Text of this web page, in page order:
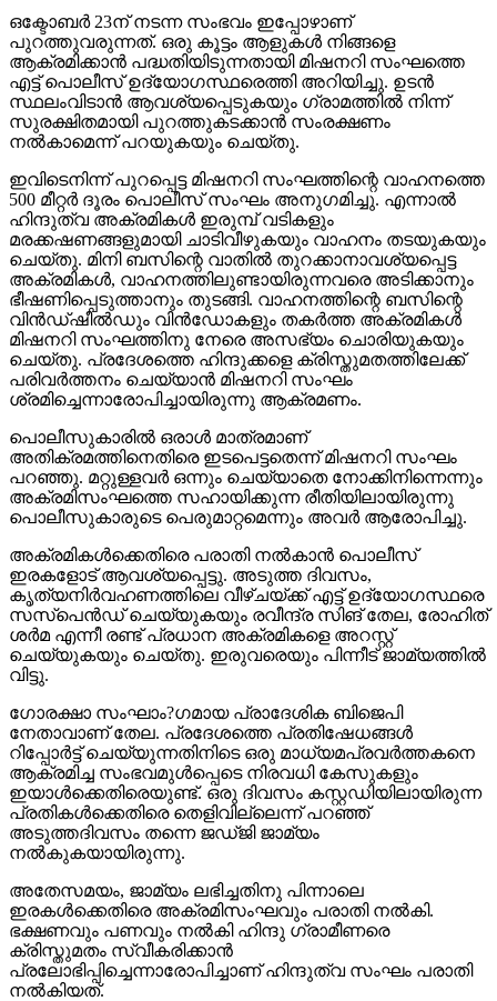
ഒക്ടോബര്‍ 23ന് നടന്ന സംഭവം ഇപ്പോഴാണ്
പുറത്തുവരുന്നത്. ഒരു കൂട്ടം ആളുകള്‍ നിങ്ങളെ
ആക്രമിക്കാന്‍ പദ്ധതിയിടുന്നതായി മിഷനറി സംഘത്തെ
എട്ട് പൊലീസ് ഉദ്യോഗസ്ഥരെത്തി അറിയിച്ചു. ഉടന്‍
സ്ഥലംവിടാന്‍ ആവശ്യപ്പെടുകയും ഗ്രാമത്തില്‍ നിന്ന്
സുരക്ഷിതമായി പുറത്തുകടക്കാന്‍ സംരക്ഷണം
നല്‍കാമെന്ന് പറയുകയും ചെയ്തു.
ഇവിടെനിന്ന് പുറപ്പെട്ട മിഷനറി സംഘത്തിന്റെ വാഹനത്തെ
500 മീറ്റര്‍ ദൂരം പൊലീസ് സംഘം അനുഗമിച്ചു. എന്നാല്‍
ഹിന്ദുത്വ അക്രമികള്‍ ഇരുമ്പ് വടികളും
മരക്കഷണങ്ങളുമായി ചാടിവീഴുകയും വാഹനം തടയുകയും
ചെയ്തു. മിനി ബസിന്റെ വാതില്‍ തുറക്കാനാവശ്യപ്പെട്ട
അക്രമികള്‍, വാഹനത്തിലുണ്ടായിരുന്നവരെ അടിക്കാനും
ഭീഷണിപ്പെടുത്താനും തുടങ്ങി. വാഹനത്തിന്റെ ബസിന്റെ
വിന്‍ഡ്ഷീല്‍ഡും വിന്‍ഡോകളും തകര്‍ത്ത അക്രമികള്‍
മിഷനറി സംഘത്തിനു നേരെ അസഭ്യം ചൊരിയുകയും
ചെയ്തു. പ്രദേശത്തെ ഹിന്ദുക്കളെ ക്രിസ്തുമതത്തിലേക്ക്
പരിവര്‍ത്തനം ചെയ്യാന്‍ മിഷനറി സംഘം
ശ്രമിച്ചെന്നാരോപിച്ചായിരുന്നു ആക്രമണം.
പൊലീസുകാരില്‍ ഒരാള്‍ മാത്രമാണ്
അതിക്രമത്തിനെതിരെ ഇടപെട്ടതെന്ന് മിഷനറി സംഘം
പറഞ്ഞു. മറ്റുള്ളവര്‍ ഒന്നും ചെയ്യാതെ നോക്കിനിന്നെന്നും
അക്രമിസംഘത്തെ സഹായിക്കുന്ന രീതിയിലായിരുന്നു
പൊലീസുകാരുടെ പെരുമാറ്റമെന്നും അവര്‍ ആരോപിച്ചു.
അക്രമികള്‍ക്കെതിരെ പരാതി നല്‍കാന്‍ പൊലീസ്
ഇരകളോട് ആവശ്യപ്പെട്ടു. അടുത്ത ദിവസം,
കൃത്യനിര്‍വഹണത്തിലെ വീഴ്ചയ്ക്ക് എട്ട് ഉദ്യോഗസ്ഥരെ
സസ്‌പെന്‍ഡ് ചെയ്യുകയും രവീന്ദ്ര സിങ് തേല, രോഹിത്
ശര്‍മ എന്നീ രണ്ട് പ്രധാന അക്രമികളെ അറസ്റ്റ്
ചെയ്യുകയും ചെയ്തു. ഇരുവരെയും പിന്നീട് ജാമ്യത്തില്‍
വിട്ടു.
ഗോരക്ഷാ സംഘാം?ഗമായ പ്രാദേശിക ബിജെപി
നേതാവാണ് തേല. പ്രദേശത്തെ പ്രതിഷേധങ്ങള്‍
റിപ്പോര്‍ട്ട് ചെയ്യുന്നതിനിടെ ഒരു മാധ്യമപ്രവര്‍ത്തകനെ
ആക്രമിച്ച സംഭവമുള്‍പ്പെടെ നിരവധി കേസുകളും
ഇയാള്‍ക്കെതിരെയുണ്ട്. ഒരു ദിവസം കസ്റ്റഡിയിലായിരുന്ന
പ്രതികള്‍ക്കെതിരെ തെളിവില്ലെന്ന് പറഞ്ഞ്
അടുത്തദിവസം തന്നെ ജഡ്ജി ജാമ്യം
നല്‍കുകയായിരുന്നു.
അതേസമയം, ജാമ്യം ലഭിച്ചതിനു പിന്നാലെ
ഇരകള്‍ക്കെതിരെ അക്രമിസംഘവും പരാതി നല്‍കി.
ഭക്ഷണവും പണവും നല്‍കി ഹിന്ദു ഗ്രാമീണരെ
ക്രിസ്തുമതം സ്വീകരിക്കാന്‍
പ്രലോഭിപ്പിച്ചെന്നാരോപിച്ചാണ് ഹിന്ദുത്വ സംഘം പരാതി
നല്‍കിയത്.